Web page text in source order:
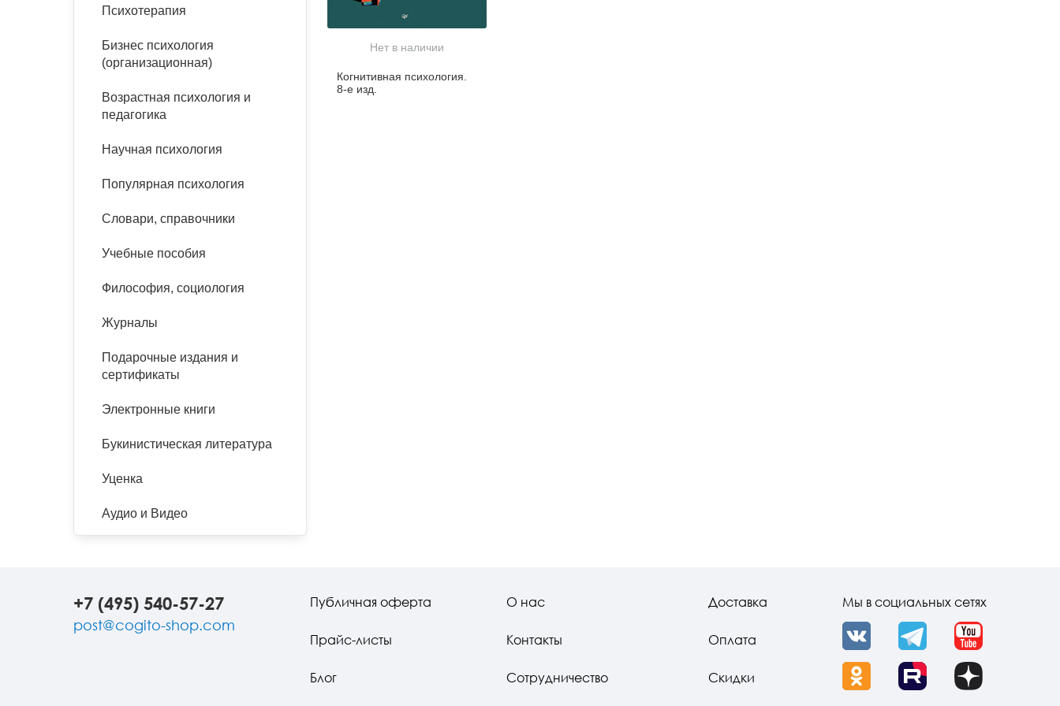
панические атаки
Психодрама
Сказкотерапия
психотерапии
Классический, эриксоновский
эргономика
Социальная психология
Психология развития
организационная психология
психоанализ
Психотерапия
Бизнес психология
(организационная)
Возрастная психология и
педагогика
Научная психология
Популярная психология
Словари, справочники
Учебные пособия
Философия, социология
Журналы
Подарочные издания и
сертификаты
Электронные книги
Букинистическая литература
Уценка
Аудио и Видео
Нет в наличии
Когнитивная психология.
8-е изд.
+7 (495) 540-57-27
post@cogito-shop.com
Публичная оферта
Прайс-листы
Блог
О нас
Контакты
Сотрудничество
Доставка
Оплата
Скидки
Мы в социальных сетях
VK Telegram YouTube
OK Rutube Dzen